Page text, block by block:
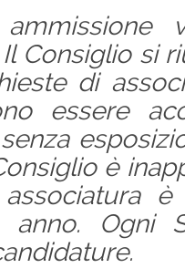
Consiglio si
di
essere
è
anno. Ogni